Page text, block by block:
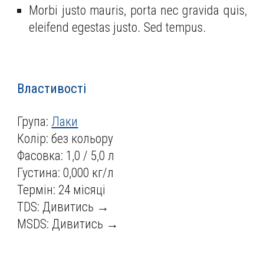
Morbi justo mauris, porta nec gravida quis,
eleifend egestas justo. Sed tempus.
Властивості
Група: Лаки
Колір: без кольору
Фасовка: 1,0 / 5,0 л
Густина: 0,000 кг/л
Термін: 24 місяці
TDS: Дивитись →
MSDS: Дивитись →